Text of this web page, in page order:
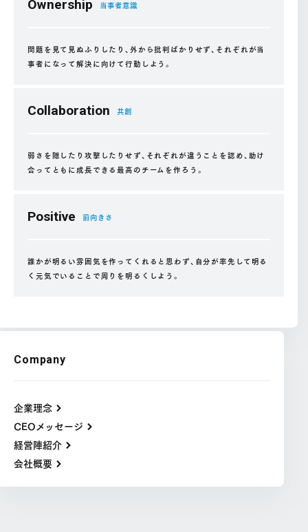
Ownership 当事者意識
問題を見て見ぬふりしたり、外から批判ばかりせず、それぞれが当
事者になって解決に向けて行動しよう。
Collaboration 共創
弱さを隠したり攻撃したりせず、それぞれが違うことを認め、助け
合ってともに成長できる最高のチームを作ろう。
Positive 前向きさ
誰かが明るい雰囲気を作ってくれると思わず、自分が率先して明る
く元気でいることで周りを明るくしよう。
Company
企業理念
CEOメッセージ
経営陣紹介
会社概要